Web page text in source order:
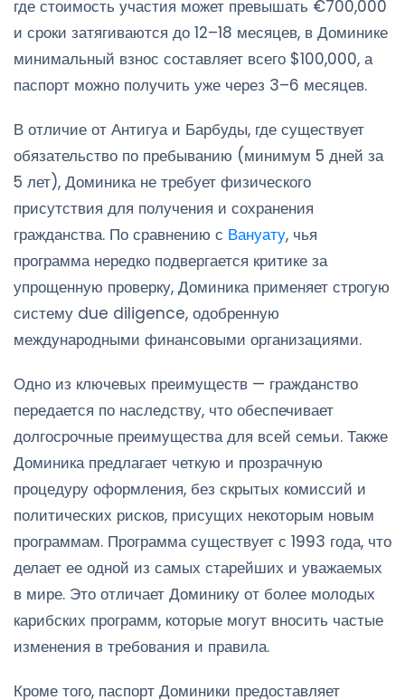
где стоимость участия может превышать €700,000
и сроки затягиваются до 12–18 месяцев, в Доминике
минимальный взнос составляет всего $100,000, а
паспорт можно получить уже через 3–6 месяцев.
В отличие от Антигуа и Барбуды, где существует
обязательство по пребыванию (минимум 5 дней за
5 лет), Доминика не требует физического
присутствия для получения и сохранения
гражданства. По сравнению с Вануату, чья
программа нередко подвергается критике за
упрощенную проверку, Доминика применяет строгую
систему due diligence, одобренную
международными финансовыми организациями.
Одно из ключевых преимуществ — гражданство
передается по наследству, что обеспечивает
долгосрочные преимущества для всей семьи. Также
Доминика предлагает четкую и прозрачную
процедуру оформления, без скрытых комиссий и
политических рисков, присущих некоторым новым
программам. Программа существует с 1993 года, что
делает ее одной из самых старейших и уважаемых
в мире. Это отличает Доминику от более молодых
карибских программ, которые могут вносить частые
изменения в требования и правила.
Кроме того, паспорт Доминики предоставляет